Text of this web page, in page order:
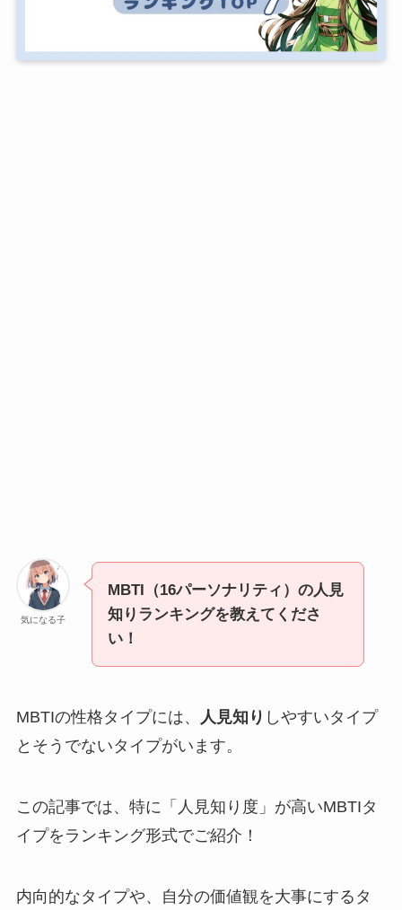
気になる子
MBTI（16パーソナリティ）の人見
知りランキングを教えてくださ
い！
MBTIの性格タイプには、 人見知り しやすいタイプ
とそうでないタイプがいます。
この記事では、特に「人見知り度」が高いMBTIタ
イプをランキング形式でご紹介！
内向的なタイプや、自分の価値観を大事にするタ